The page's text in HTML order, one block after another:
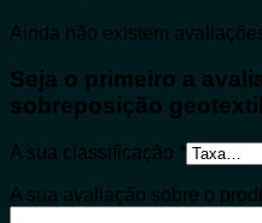
Ainda não existem
Seja o primeiro a
sobreposição
A sua classificação *
A sua avaliação sobre o